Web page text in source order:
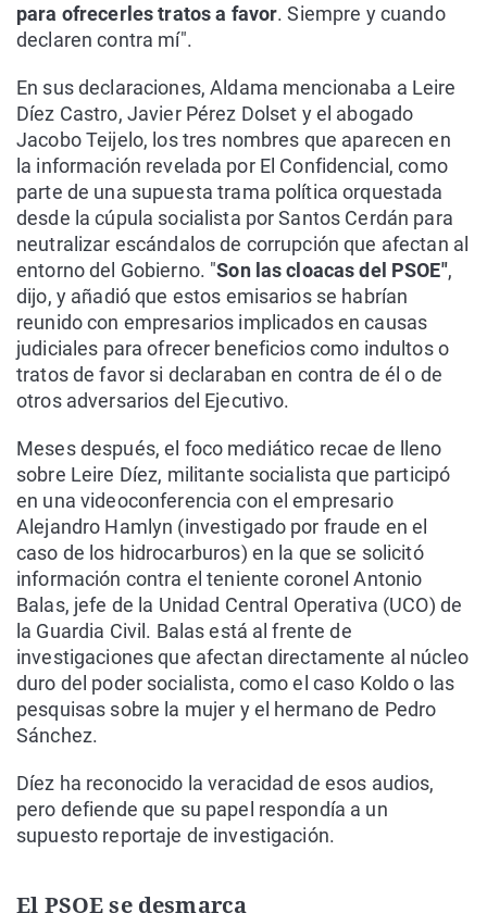
para ofrecerles tratos a favor. Siempre y cuando
declaren contra mí".
En sus declaraciones, Aldama mencionaba a Leire
Díez Castro, Javier Pérez Dolset y el abogado
Jacobo Teijelo, los tres nombres que aparecen en
la información revelada por El Confidencial, como
parte de una supuesta trama política orquestada
desde la cúpula socialista por Santos Cerdán para
neutralizar escándalos de corrupción que afectan al
entorno del Gobierno. "Son las cloacas del PSOE",
dijo, y añadió que estos emisarios se habrían
reunido con empresarios implicados en causas
judiciales para ofrecer beneficios como indultos o
tratos de favor si declaraban en contra de él o de
otros adversarios del Ejecutivo.
Meses después, el foco mediático recae de lleno
sobre Leire Díez, militante socialista que participó
en una videoconferencia con el empresario
Alejandro Hamlyn (investigado por fraude en el
caso de los hidrocarburos) en la que se solicitó
información contra el teniente coronel Antonio
Balas, jefe de la Unidad Central Operativa (UCO) de
la Guardia Civil. Balas está al frente de
investigaciones que afectan directamente al núcleo
duro del poder socialista, como el caso Koldo o las
pesquisas sobre la mujer y el hermano de Pedro
Sánchez.
Díez ha reconocido la veracidad de esos audios,
pero defiende que su papel respondía a un
supuesto reportaje de investigación.
El PSOE se desmarca